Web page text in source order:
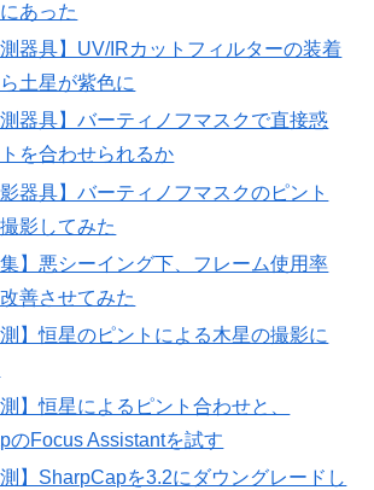
あった
測器具】UV/IRカットフィルターの装着
土星が紫色に
測器具】バーティノフマスクで直接惑
を合わせられるか
影器具】バーティノフマスクのピント
影してみた
集】悪シーイング下、フレーム使用率
善させてみた
測】恒星のピントによる木星の撮影に
測】恒星によるピント合わせと、
のFocus Assistantを試す
測】SharpCapを3.2にダウングレードし